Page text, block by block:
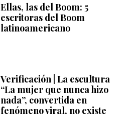
Ellas, las del Boom: 5
escritoras del Boom
latinoamericano
Verificación | La escultura
“La mujer que nunca hizo
nada”, convertida en
fenómeno viral, no existe